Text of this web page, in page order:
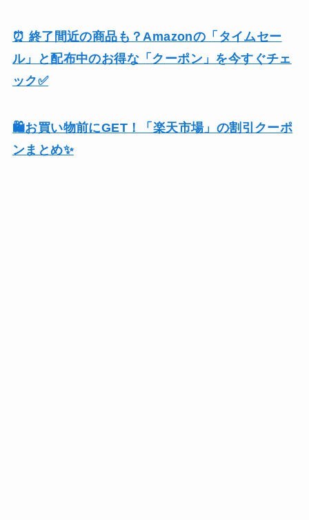
⏰ 終了間近の商品も？Amazonの「タイムセー
ル」と配布中のお得な「クーポン」を今すぐチェ
ック✅
🛍️お買い物前にGET！「楽天市場」の割引クーポ
ンまとめ✨